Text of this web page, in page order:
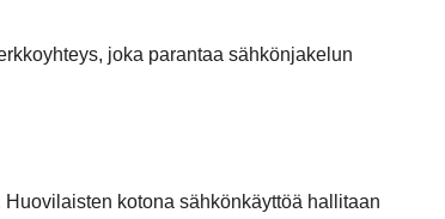
joka parantaa sähkönjakelun
kotona sähkönkäyttöä hallitaan